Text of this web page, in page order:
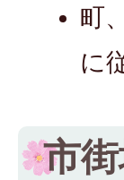
町
に
市